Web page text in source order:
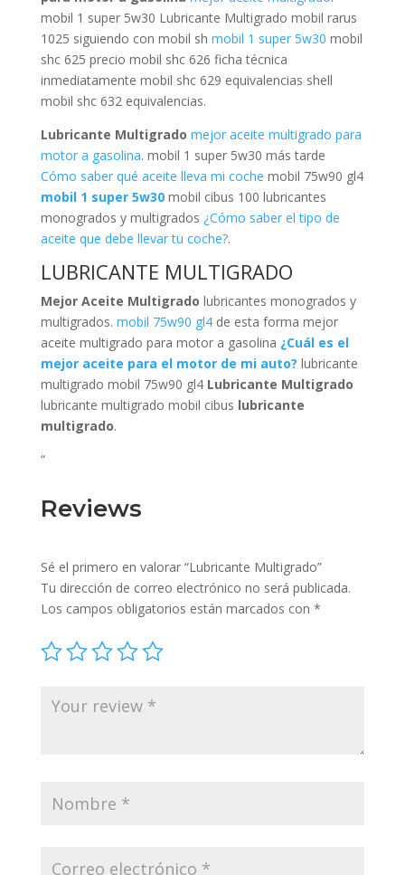
mobil 1 super 5w30 Lubricante Multigrado mobil rarus
1025 siguiendo con mobil sh mobil 1 super 5w30 mobil
shc 625 precio mobil shc 626 ficha técnica
inmediatamente mobil shc 629 equivalencias shell
mobil shc 632 equivalencias.
Lubricante Multigrado mejor aceite multigrado para
motor a gasolina. mobil 1 super 5w30 más tarde
Cómo saber qué aceite lleva mi coche mobil 75w90 gl4
mobil 1 super 5w30mobil cibus 100 lubricantes
monogrados y multigrados ¿Cómo saber el tipo de
aceite que debe llevar tu coche?.
LUBRICANTE MULTIGRADO
Mejor Aceite Multigrado lubricantes monogrados y
multigrados. mobil 75w90 gl4de esta forma mejor
aceite multigrado para motor a gasolina ¿Cuál es el
mejor aceite para el motor de mi auto? lubricante
multigrado mobil 75w90 gl4 Lubricante Multigrado
lubricante multigrado mobil cibus lubricante
multigrado.
“
Reviews
Sé el primero en valorar “Lubricante Multigrado”
Tu dirección de correo electrónico no será publicada.
Los campos obligatorios están marcados con *